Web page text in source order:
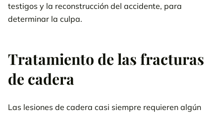
testigos y la reconstrucción del accidente, para
determinar la culpa.
Tratamiento de las fracturas
de cadera
Las lesiones de cadera casi siempre requieren algún